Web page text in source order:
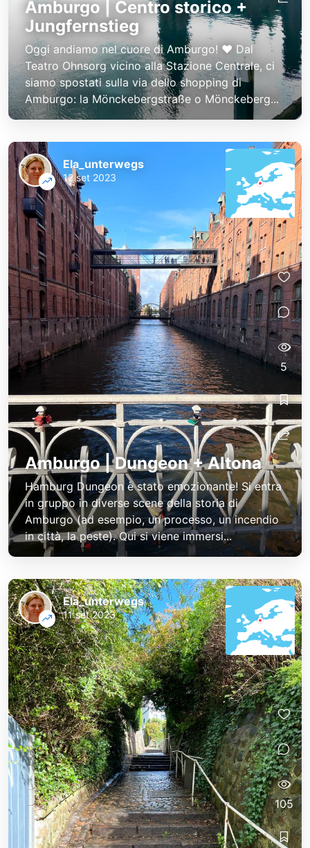
Amburgo | Centro storico +
Jungfernstieg
Oggi andiamo nel cuore di Amburgo! ❤️ Dal
Teatro Ohnsorg vicino alla Stazione Centrale, ci
siamo spostati sulla via dello shopping di
Amburgo: la Mönckebergstraße o Mönckeberg...
Amburgo | Dungeon + Altona
Hamburg Dungeon è stato emozionante! Si entra
in gruppo in diverse scene della storia di
Amburgo (ad esempio, un processo, un incendio
in città, la peste). Qui si viene immersi...
Ela_unterwegs
12 set 2023
5
Ela_unterwegs
11 set 2023
105